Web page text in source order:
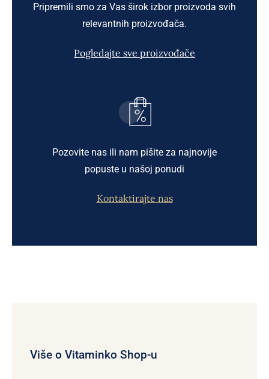
Pripremili smo za Vas širok izbor proizvoda svih
relevantnih proizvođača.
Pogledajte sve proizvođače
Pozovite nas ili nam pišite za najnovije
popuste u našoj ponudi
Kontaktirajte nas
Više o Vitaminko Shop-u